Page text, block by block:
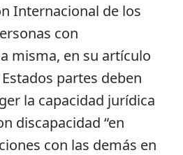
Internacional de los
con
misma, en su artículo
partes deben
la capacidad jurídica
discapacidad “en
con las demás en